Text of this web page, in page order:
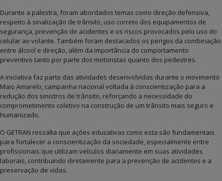
Durante a palestra, foram abordados temas como direção defensiva,
respeito à sinalização de trânsito, uso correto dos equipamentos de
segurança, prevenção de acidentes e os riscos provocados pelo uso do
celular ao volante. Também foram destacados os perigos da combinação
entre álcool e direção, além da importância do comportamento
preventivo tanto por parte dos motoristas quanto dos pedestres.
A iniciativa faz parte das atividades desenvolvidas durante o movimento
Maio Amarelo, campanha nacional voltada à conscientização para a
redução dos sinistros de trânsito, reforçando a necessidade do
comprometimento coletivo na construção de um trânsito mais seguro e
humanizado.
O GETRAN ressalta que ações educativas como esta são fundamentais
para fortalecer a conscientização da sociedade, especialmente entre
profissionais que utilizam veículos diariamente em suas atividades
laborais, contribuindo diretamente para a prevenção de acidentes e a
preservação de vidas.